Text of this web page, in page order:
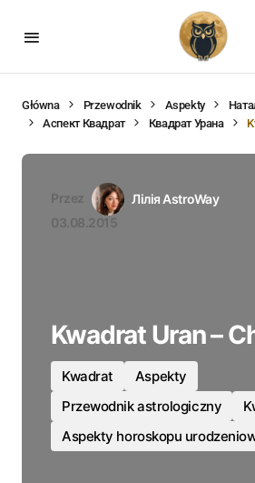
Główna Przewodnik Aspekty
Аспект Квадрат
Квадрат Урана
Przez
Лілія AstroWay
03.08.2015
Kwadrat Uran –
Kwadrat
Aspekty
Przewodnik astrologiczny
Aspekty horoskopu